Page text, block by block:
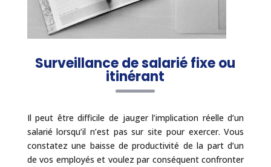
Surveillance de salarié fixe ou
itinérant
Il peut être difficile de jauger l’implication réelle d’un
salarié lorsqu’il n’est pas sur site pour exercer. Vous
constatez une baisse de productivité de la part d’un
de vos employés et voulez par conséquent confronter